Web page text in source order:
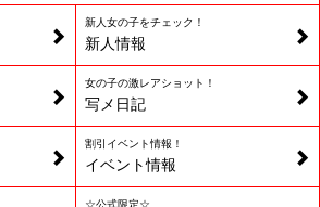
新人女の子をチェック！
新人情報
女の子の激レアショット！
写メ日記
割引イベント情報！
イベント情報